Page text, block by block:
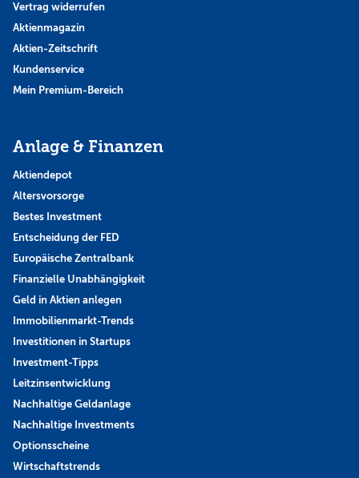
Vertrag widerrufen
Aktienmagazin
Aktien-Zeitschrift
Kundenservice
Mein Premium-Bereich
Anlage & Finanzen
Aktiendepot
Altersvorsorge
Bestes Investment
Entscheidung der FED
Europäische Zentralbank
Finanzielle Unabhängigkeit
Geld in Aktien anlegen
Immobilienmarkt-Trends
Investitionen in Startups
Investment-Tipps
Leitzinsentwicklung
Nachhaltige Geldanlage
Nachhaltige Investments
Optionsscheine
Wirtschaftstrends